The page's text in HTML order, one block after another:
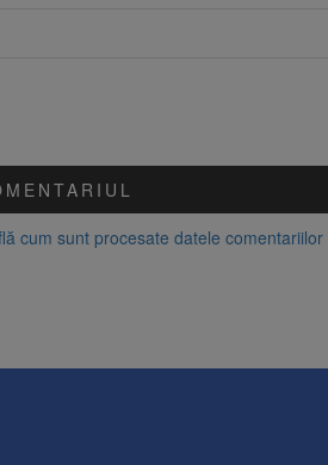
cum sunt procesate datele comentariilor